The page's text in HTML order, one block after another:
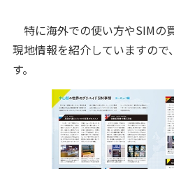
特に海外での使い方やSIMの
現地情報を紹介していますので
す。